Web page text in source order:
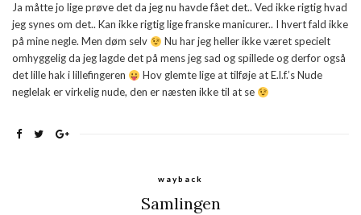
Ja måtte jo lige prøve det da jeg nu havde fået det.. Ved ikke rigtig hvad
jeg synes om det.. Kan ikke rigtig lige franske manicurer.. I hvert fald ikke
på mine negle. Men døm selv
Nu har jeg heller ikke været specielt
omhyggelig da jeg lagde det på mens jeg sad og spillede og derfor også
det lille hak i lillefingeren
Hov glemte lige at tilføje at E.l.f.’s Nude
neglelak er virkelig nude, den er næsten ikke til at se
wayback
Samlingen